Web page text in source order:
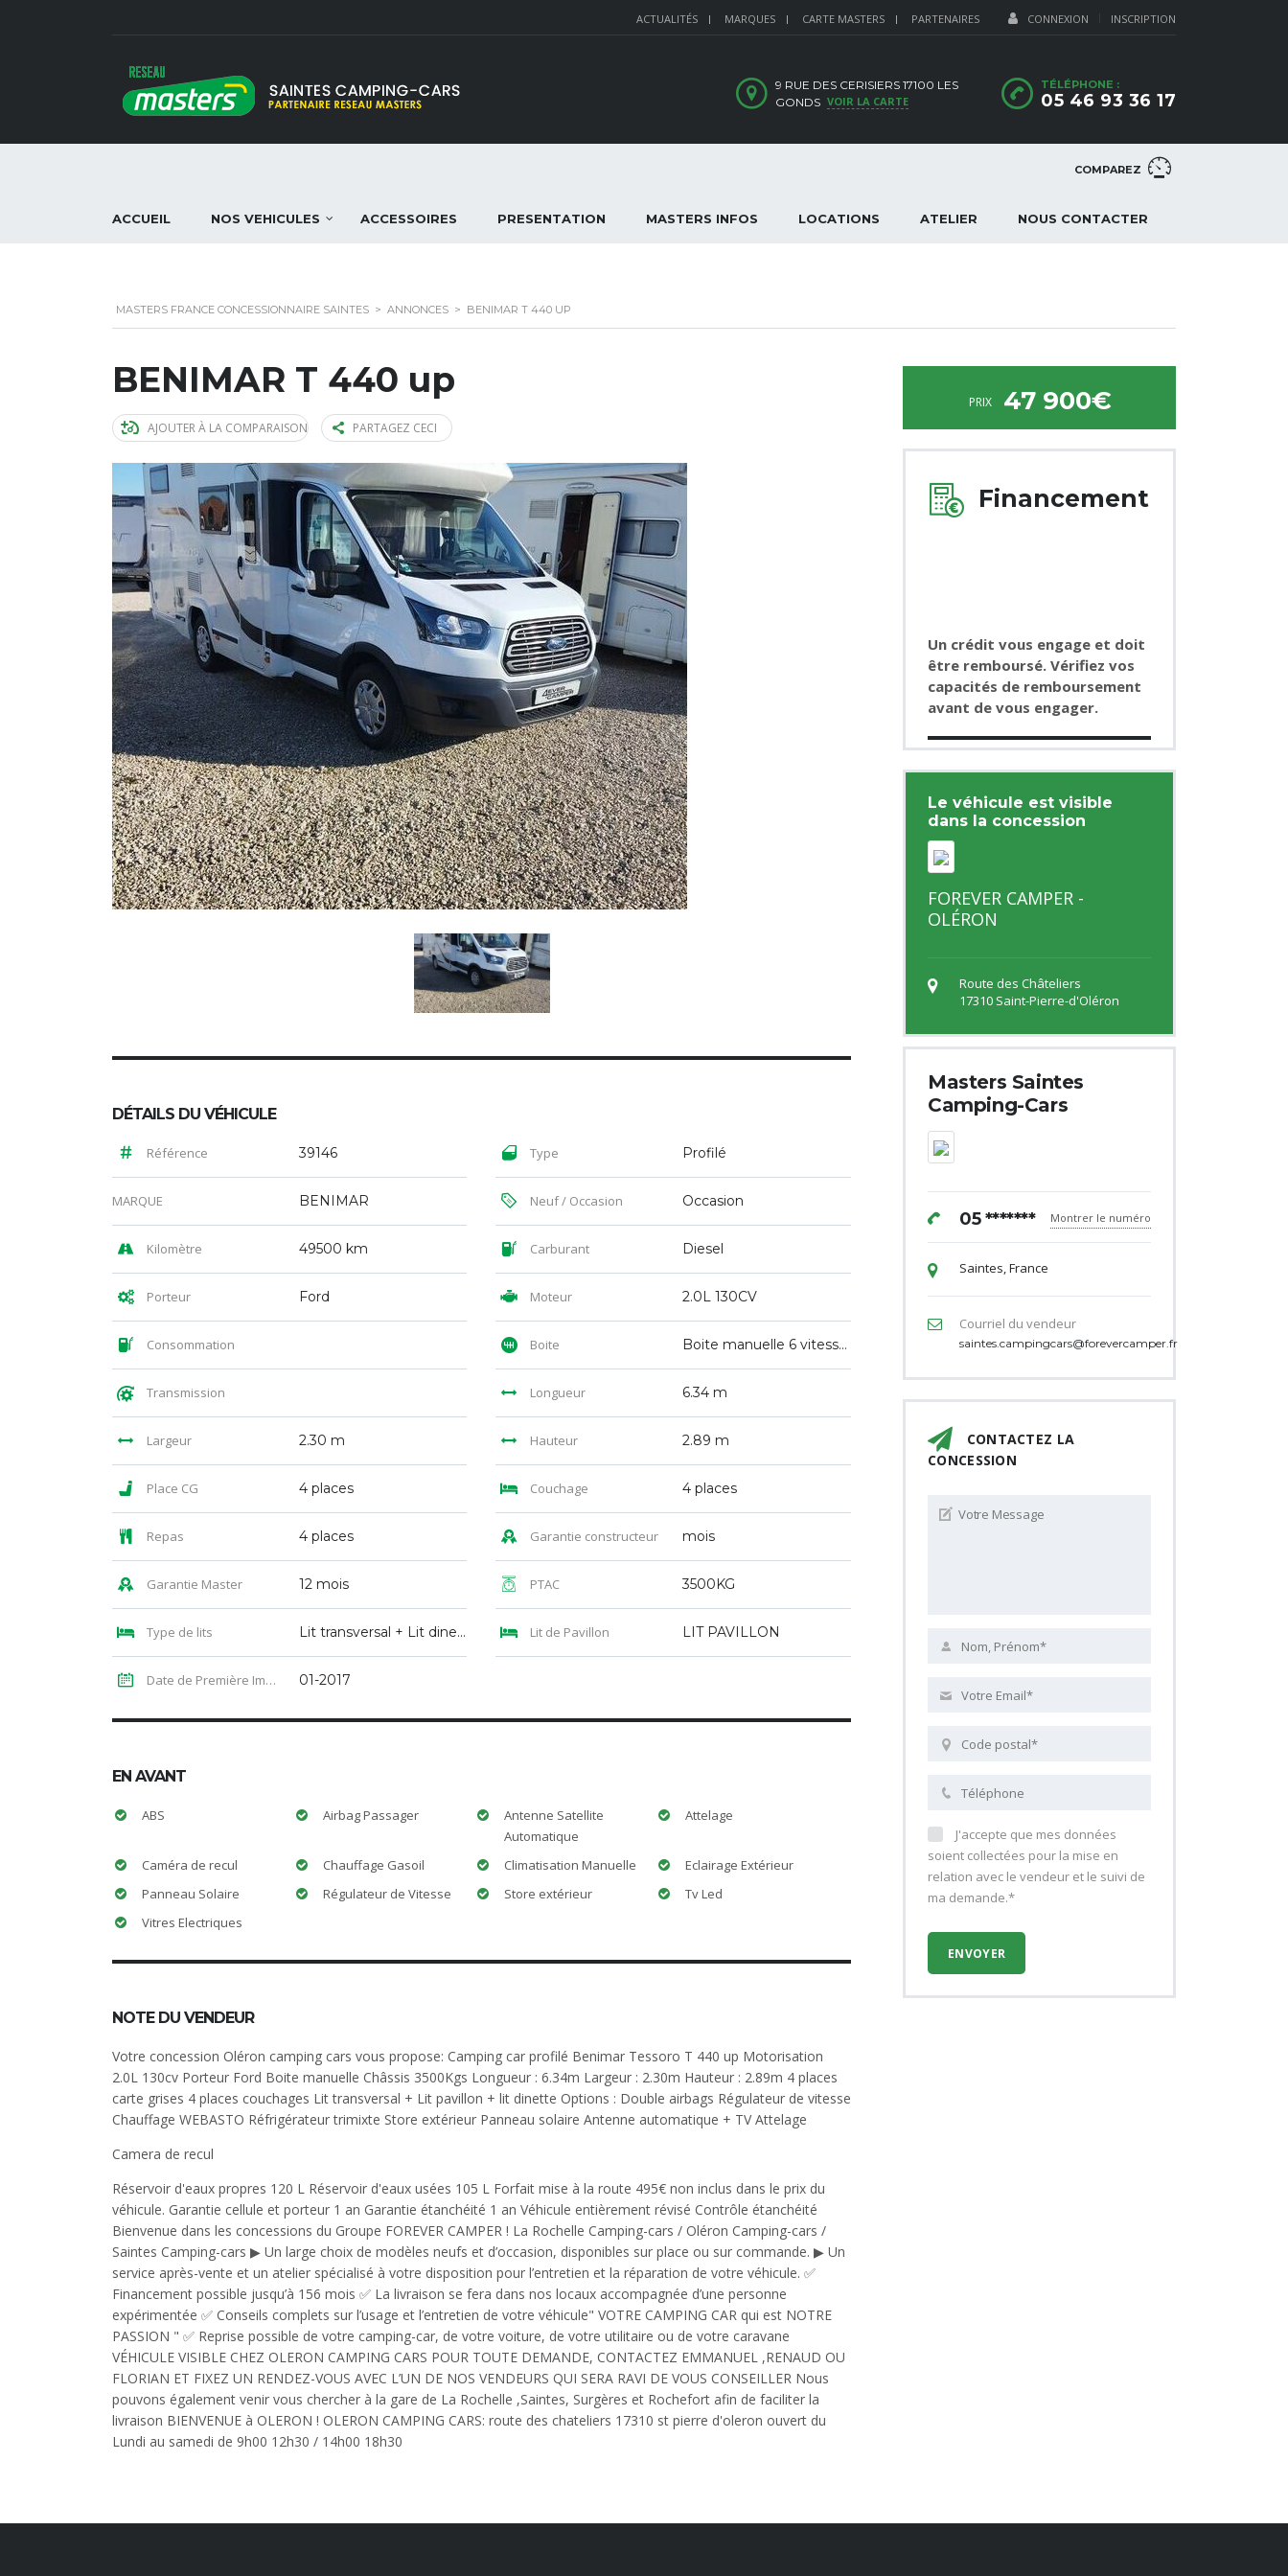
CONNEXION INSCRIPTION
ACTUALITÉS MARQUES CARTE MASTERS PARTENAIRES
TÉLÉPHONE :
05 46 93 36 17
9 RUE DES CERISIERS 17100 LES
GONDS VOIR LA CARTE
COMPAREZ
ACCUEIL NOS VEHICULES ACCESSOIRES PRESENTATION MASTERS INFOS LOCATIONS ATELIER NOUS CONTACTER
MASTERS FRANCE CONCESSIONNAIRE SAINTES > ANNONCES > BENIMAR T 440 UP
BENIMAR T 440 up
AJOUTER À LA COMPARAISON PARTAGEZ CECI
DÉTAILS DU VÉHICULE
Référence 39146 Type Profilé
MARQUE BENIMAR Neuf / Occasion Occasion
Kilomètre 49500 km Carburant Diesel
Porteur Ford Moteur 2.0L 130CV
Consommation Boite Boite manuelle 6 vitesses
Transmission Longueur 6.34 m
Largeur 2.30 m Hauteur 2.89 m
Place CG 4 places Couchage 4 places
Repas 4 places Garantie constructeur mois
Garantie Master 12 mois PTAC 3500KG
Type de lits Lit transversal + Lit dinette Lit de Pavillon LIT PAVILLON
Date de Première Immatriculation 01-2017
EN AVANT
ABS Airbag Passager
Antenne Satellite
Automatique
Attelage
Caméra de recul Chauffage Gasoil Climatisation Manuelle
Eclairage Extérieur
Panneau Solaire
Régulateur de Vitesse Store extérieur
Tv Led
Vitres Electriques
NOTE DU VENDEUR
Votre concession Oléron camping cars vous propose: Camping car profilé Benimar Tessoro T 440 up Motorisation
2.0L 130cv Porteur Ford Boite manuelle Châssis 3500Kgs Longueur : 6.34m Largeur : 2.30m Hauteur : 2.89m 4 places
carte grises 4 places couchages Lit transversal + Lit pavillon + lit dinette Options : Double airbags Régulateur de vitesse
Chauffage WEBASTO Réfrigérateur trimixte Store extérieur Panneau solaire Antenne automatique + TV Attelage
Camera de recul
Réservoir d'eaux propres 120 L Réservoir d'eaux usées 105 L Forfait mise à la route 495€ non inclus dans le prix du
véhicule. Garantie cellule et porteur 1 an Garantie étanchéité 1 an Véhicule entièrement révisé Contrôle étanchéité
Bienvenue dans les concessions du Groupe FOREVER CAMPER ! La Rochelle Camping-cars / Oléron Camping-cars /
Saintes Camping-cars ▶︎ Un large choix de modèles neufs et d’occasion, disponibles sur place ou sur commande. ▶︎ Un
service après-vente et un atelier spécialisé à votre disposition pour l’entretien et la réparation de votre véhicule. ✅
Financement possible jusqu’à 156 mois ✅ La livraison se fera dans nos locaux accompagnée d’une personne
expérimentée ✅ Conseils complets sur l’usage et l’entretien de votre véhicule" VOTRE CAMPING CAR qui est NOTRE
PASSION " ✅ Reprise possible de votre camping-car, de votre voiture, de votre utilitaire ou de votre caravane
VÉHICULE VISIBLE CHEZ OLERON CAMPING CARS POUR TOUTE DEMANDE, CONTACTEZ EMMANUEL ,RENAUD OU
FLORIAN ET FIXEZ UN RENDEZ-VOUS AVEC L’UN DE NOS VENDEURS QUI SERA RAVI DE VOUS CONSEILLER Nous
pouvons également venir vous chercher à la gare de La Rochelle ,Saintes, Surgères et Rochefort afin de faciliter la
livraison BIENVENUE à OLERON ! OLERON CAMPING CARS: route des chateliers 17310 st pierre d'oleron ouvert du
Lundi au samedi de 9h00 12h30 / 14h00 18h30
PRIX 47 900€
Financement
Un crédit vous engage et doit
être remboursé. Vérifiez vos
capacités de remboursement
avant de vous engager.
Le véhicule est visible
dans la concession
FOREVER CAMPER -
OLÉRON
Route des Châteliers
17310 Saint-Pierre-d'Oléron
Masters Saintes
Camping-Cars
05 ******* Montrer le numéro
Saintes, France
Courriel du vendeur
saintes.campingcars@forevercamper.fr
CONTACTEZ LA
CONCESSION
J'accepte que mes données
soient collectées pour la mise en
relation avec le vendeur et le suivi de
ma demande.*